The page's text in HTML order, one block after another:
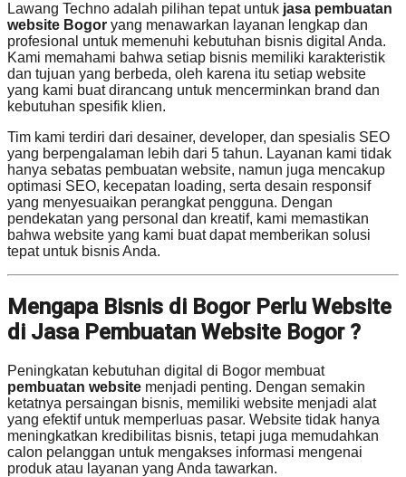
Lawang Techno adalah pilihan tepat untuk jasa pembuatan
website Bogor yang menawarkan layanan lengkap dan
profesional untuk memenuhi kebutuhan bisnis digital Anda.
Kami memahami bahwa setiap bisnis memiliki karakteristik
dan tujuan yang berbeda, oleh karena itu setiap website
yang kami buat dirancang untuk mencerminkan brand dan
kebutuhan spesifik klien.
Tim kami terdiri dari desainer, developer, dan spesialis SEO
yang berpengalaman lebih dari 5 tahun. Layanan kami tidak
hanya sebatas pembuatan website, namun juga mencakup
optimasi SEO, kecepatan loading, serta desain responsif
yang menyesuaikan perangkat pengguna. Dengan
pendekatan yang personal dan kreatif, kami memastikan
bahwa website yang kami buat dapat memberikan solusi
tepat untuk bisnis Anda.
Mengapa Bisnis di Bogor Perlu Website
di Jasa Pembuatan Website Bogor ?
Peningkatan kebutuhan digital di Bogor membuat
pembuatan website menjadi penting. Dengan semakin
ketatnya persaingan bisnis, memiliki website menjadi alat
yang efektif untuk memperluas pasar. Website tidak hanya
meningkatkan kredibilitas bisnis, tetapi juga memudahkan
calon pelanggan untuk mengakses informasi mengenai
produk atau layanan yang Anda tawarkan.